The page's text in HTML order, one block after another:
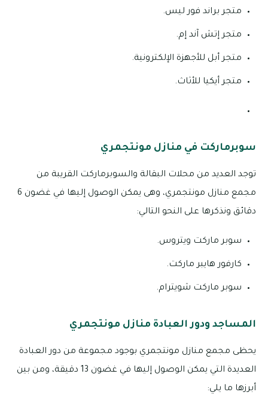
متجر براند فور ليس.
متجر إتش آند إم.
متجر أبل للأجهزة الإلكترونية.
متجر أيكيا للأثاث.
سوبرماركت في منازل مونتجمري
توجد العديد من محلات البقالة والسوبرماركت القريبة من
مجمع منازل مونتجمري، وهى يمكن الوصول إليها في غضون 6
دقائق ونذكرها على النحو التالي:
سوبر ماركت ويتروس.
كارفور هايبر ماركت.
سوبر ماركت شويترام.
المساجد ودور العبادة منازل مونتجمري
يحظى مجمع منازل مونتجمري بوجود مجموعة من دور العبادة
العديدة التي يمكن الوصول إليها في غضون 13 دقيقة، ومن بين
أبرزها ما يلي: